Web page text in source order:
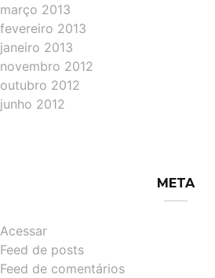
março 2013
fevereiro 2013
janeiro 2013
novembro 2012
outubro 2012
junho 2012
META
Acessar
Feed de posts
Feed de comentários